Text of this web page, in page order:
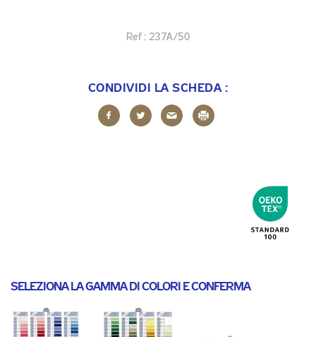
Ref : 237A/50
CONDIVIDI LA SCHEDA :
SELEZIONA LA GAMMA DI COLORI E CONFERMA